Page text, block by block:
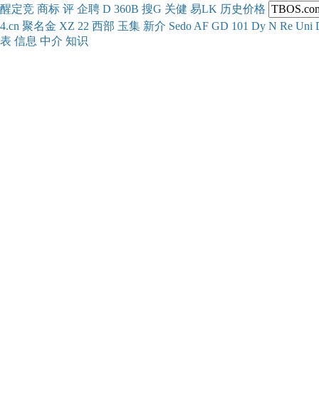
醒定竞 商标 评 企聘 D 360B 搜G 关健 易LK 历史价格
4.cn 聚名金 XZ 22 西部 玉集 新介 Sedo AF GD 101 Dy N Re Uni
表 信息 中介 知识